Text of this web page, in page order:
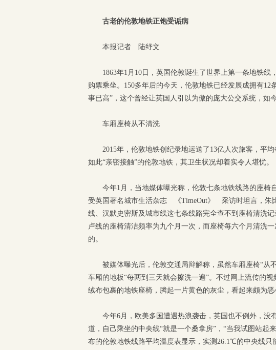
古老的伦敦地铁正饱受诟病
本报记者 陆纾文
1863年1月10日，英国伦敦诞生了世界上第一条地铁
购票乘坐。150多年后的今天，伦敦地铁已经发展成拥有
事已高”，这个曾经让英国人引以为傲的庞大公交系统，如
车厢座椅从不清洗
2015年，伦敦地铁创纪录地运送了13亿人次旅客，平
如此“亲密接触”的伦敦地铁，其卫生状况却着实令人堪忧。
今年1月，当地媒体曝光称，伦敦七条地铁线路的座
受英国著名城市生活杂志 《TimeOut》 采访时坦言，朱
线、汉默史密斯及城市线这七条线路完全查不到座椅清洗
卢线的座椅清洁频率为九个月一次，而座椅每六个月清洗
的。
被媒体曝光后，伦敦交通局辩解称，虽然车厢座椅“从
车厢的地板“每两到三天就会擦洗一遍”。不过网上流传的
绒布包裹的地铁座椅，腾起一片黄色的灰尘，看起来颇为恶
今年6月，欧美多国遭遇热浪袭击，英国也不例外，
道，自己乘坐的中央线“就是一个桑拿房”，“当我试图站起
布的伦敦地铁线路平均温度表显示，实测26.1℃的中央线只